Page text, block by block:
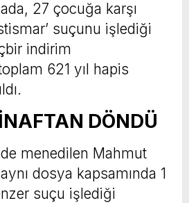
27 çocuğa karşı
suçunu işlediği
indirim
621 yıl hapis
DÖNDÜ
menedilen Mahmut
dosya kapsamında 1
suçu işlediği